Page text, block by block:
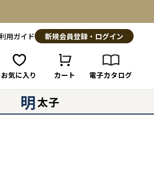
用ガイド 新規会員登録・ログイン
お気に入り カート 電子カタログ
明太子